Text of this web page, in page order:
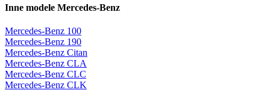
Inne modele Mercedes-Benz
Mercedes-Benz 100
Mercedes-Benz 190
Mercedes-Benz Citan
Mercedes-Benz CLA
Mercedes-Benz CLC
Mercedes-Benz CLK